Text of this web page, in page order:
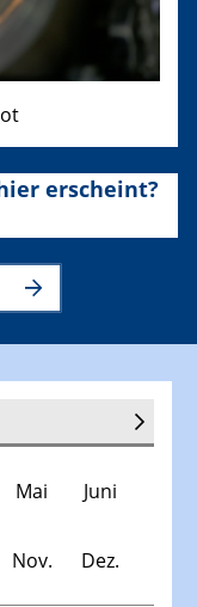
erscheint?
Mai Juni
Nov. Dez.